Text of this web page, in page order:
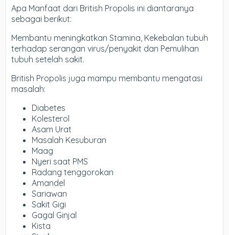
Apa Manfaat dari British Propolis ini diantaranya
sebagai berikut:
Membantu meningkatkan Stamina, Kekebalan tubuh
terhadap serangan virus/penyakit dan Pemulihan
tubuh setelah sakit.
British Propolis juga mampu membantu mengatasi
masalah:
Diabetes
Kolesterol
Asam Urat
Masalah Kesuburan
Maag
Nyeri saat PMS
Radang tenggorokan
Amandel
Sariawan
Sakit Gigi
Gagal Ginjal
Kista